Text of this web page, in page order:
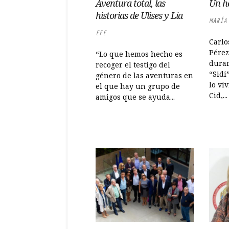
Aventura total, las
historias de Ulises y Lía
EFE
“Lo que hemos hecho es
recoger el testigo del
género de las aventuras en
el que hay un grupo de
amigos que se ayuda...
Un
lo
Cid,...